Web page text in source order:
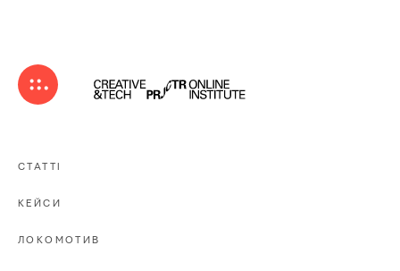
СТАТТІ
КЕЙСИ
ЛОКОМОТИВ